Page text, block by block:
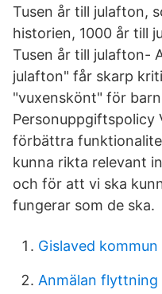
Tusen år till julafton,
historien, 1000 år till
Tusen år till julafton-
julafton" får skarp
"vuxenskönt" för
Personuppgiftspolicy
förbättra
kunna rikta relevant
och för att vi ska
fungerar som de ska.
Gislaved
Anmälan flyttning